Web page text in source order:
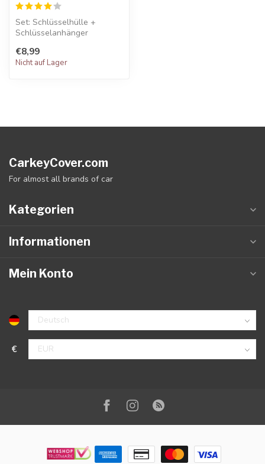
Set: Schlüsselhülle +
Schlüsselanhänger
€8,99
Nicht auf Lager
CarkeyCover.com
For almost all brands of car
Kategorien
Informationen
Mein Konto
€